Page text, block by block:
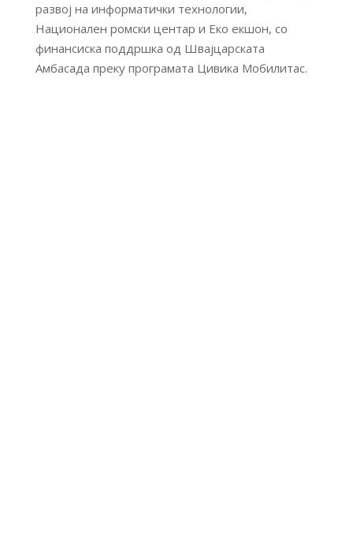
развој на информатички технологии,
Национален ромски центар и Еко екшон, со
финансиска поддршка од Швајцарската
Амбасада преку програмата Цивика Мобилитас.